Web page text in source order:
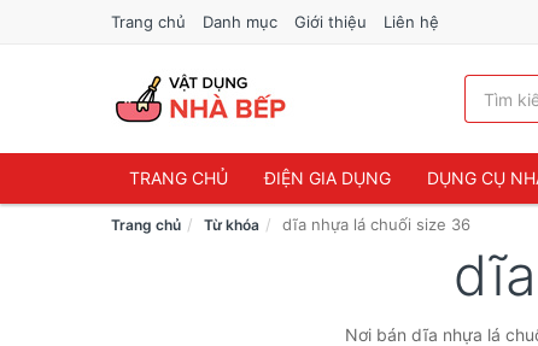
Trang chủ Danh mục Giới thiệu Liên hệ
TRANG CHỦ ĐIỆN GIA DỤNG DỤNG CỤ
Trang chủ Từ khóa dĩa nhựa lá chuối size 36
Nơi bán dĩa nhựa lá